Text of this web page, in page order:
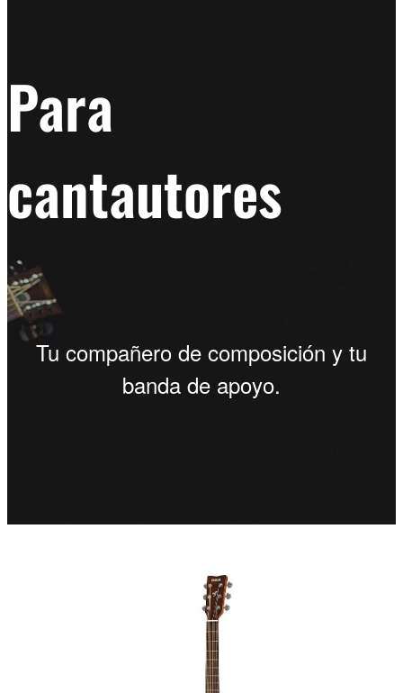
Para
cantautores
Tu compañero de composición y tu
banda de apoyo.